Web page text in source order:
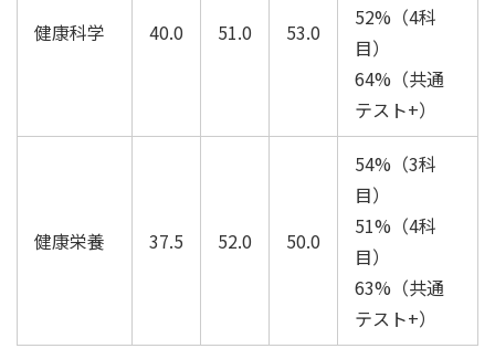
健康科学 40.0 51.0 53.0
52%（4科
目）
64%（共通
テスト+）
健康栄養 37.5 52.0 50.0
54%（3科
目）
51%（4科
目）
63%（共通
テスト+）